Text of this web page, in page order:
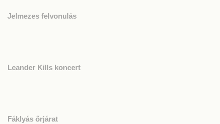
Jelmezes felvonulás
Leander Kills koncert
Fáklyás őrjárat